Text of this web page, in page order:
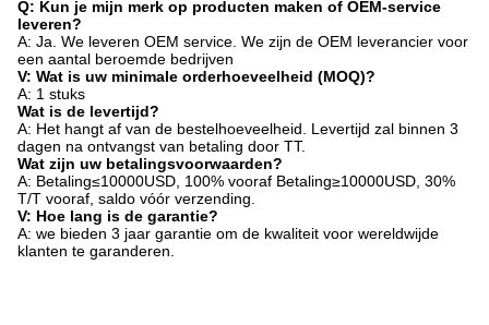
Q: Kun je mijn merk op producten maken of OEM-service
leveren?
A: Ja. We leveren OEM service. We zijn de OEM leverancier voor
een aantal beroemde bedrijven
V: Wat is uw minimale orderhoeveelheid (MOQ)?
A: 1 stuks
Wat is de levertijd?
A: Het hangt af van de bestelhoeveelheid. Levertijd zal binnen 3
dagen na ontvangst van betaling door TT.
Wat zijn uw betalingsvoorwaarden?
A: Betaling≤10000USD, 100% vooraf Betaling≥10000USD, 30%
T/T vooraf, saldo vóór verzending.
V: Hoe lang is de garantie?
A: we bieden 3 jaar garantie om de kwaliteit voor wereldwijde
klanten te garanderen.